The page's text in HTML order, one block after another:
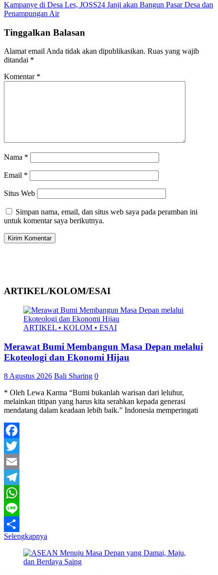
Kampanye di Desa Les, JOSS24 Janji akan Bangun Pasar Desa dan
Penampungan Air
Tinggalkan Balasan
Alamat email Anda tidak akan dipublikasikan. Ruas yang wajib
ditandai *
Komentar *
Nama *
Email *
Situs Web
Simpan nama, email, dan situs web saya pada peramban ini
untuk komentar saya berikutnya.
ARTIKEL/KOLOM/ESAI
ARTIKEL • KOLOM • ESAI
Merawat Bumi Membangun Masa Depan melalui
Ekoteologi dan Ekonomi Hijau
8 Agustus 2026 Bali Sharing 0
* Oleh Lewa Karma “Bumi bukanlah warisan dari leluhur,
melainkan titipan yang harus kita serahkan kepada generasi
mendatang dalam keadaan lebih baik.” Indonesia memperingati
Facebook
Twitter
Email
Telegram
WhatsApp
Line
Share
Selengkapnya